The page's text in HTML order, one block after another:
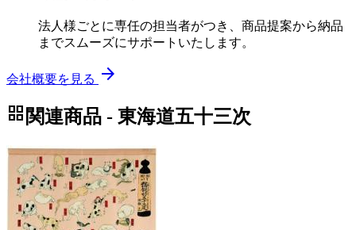
法人様ごとに専任の担当者がつき、商品提案から納品
までスムーズにサポートいたします。
会社概要を見る arrow_forward
grid_view 関連商品 - 東海道五十三次